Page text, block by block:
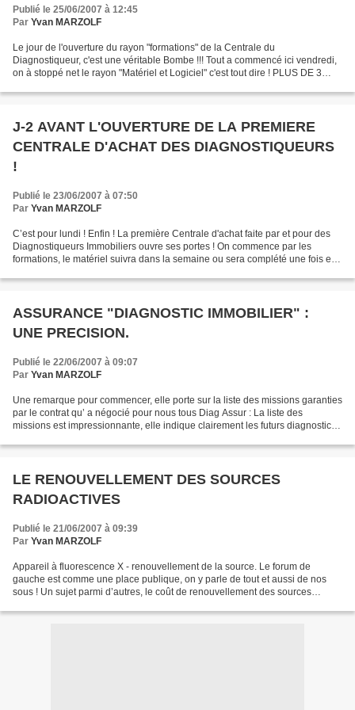
Publié le 25/06/2007 à 12:45
Par Yvan MARZOLF
Le jour de l'ouverture du rayon "formations" de la Centrale du
Diagnostiqueur, c'est une véritable Bombe !!! Tout a commencé ici vendredi,
on à stoppé net le rayon "Matériel et Logiciel" c'est tout dire ! PLUS DE 3
J-2 AVANT L'OUVERTURE DE LA PREMIERE
CENTRALE D'ACHAT DES DIAGNOSTIQUEURS
!
Publié le 23/06/2007 à 07:50
Par Yvan MARZOLF
C’est pour lundi ! Enfin ! La première Centrale d'achat faite par et pour des
Diagnostiqueurs Immobiliers ouvre ses portes ! On commence par les
formations, le matériel suivra dans la semaine ou sera complété une fois en
ASSURANCE "DIAGNOSTIC IMMOBILIER" :
UNE PRECISION.
Publié le 22/06/2007 à 09:07
Par Yvan MARZOLF
Une remarque pour commencer, elle porte sur la liste des missions garanties
par le contrat qu’ a négocié pour nous tous Diag Assur : La liste des
missions est impressionnante, elle indique clairement les futurs diagnostics
LE RENOUVELLEMENT DES SOURCES
RADIOACTIVES
Publié le 21/06/2007 à 09:39
Par Yvan MARZOLF
Appareil à fluorescence X - renouvellement de la source. Le forum de
gauche est comme une place publique, on y parle de tout et aussi de nos
sous ! Un sujet parmi d’autres, le coût de renouvellement des sources